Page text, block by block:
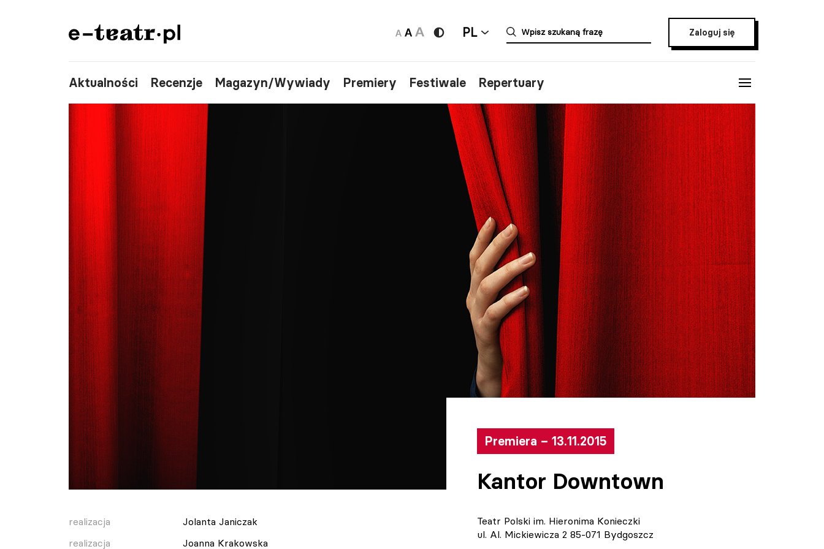
PL Zaloguj się
Aktualności Recenzje Magazyn/Wywiady Premiery Festiwale Repertuary
Premiera – 13.11.2015
Kantor Downtown
realizacja
Jolanta Janiczak
realizacja
Joanna Krakowska
Teatr Polski im. Hieronima Konieczki
ul. Al. Mickiewicza 2 85-071 Bydgoszcz